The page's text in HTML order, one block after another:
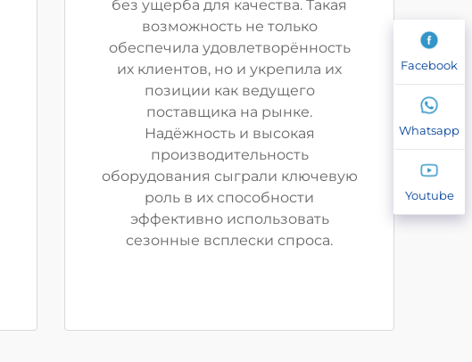
без ущерба для качества. Такая
возможность не только
обеспечила удовлетворённость
их клиентов, но и укрепила их
позиции как ведущего
поставщика на рынке.
Надёжность и высокая
производительность
оборудования сыграли ключевую
роль в их способности
эффективно использовать
сезонные всплески спроса.
Facebook
Whatsapp
Youtube